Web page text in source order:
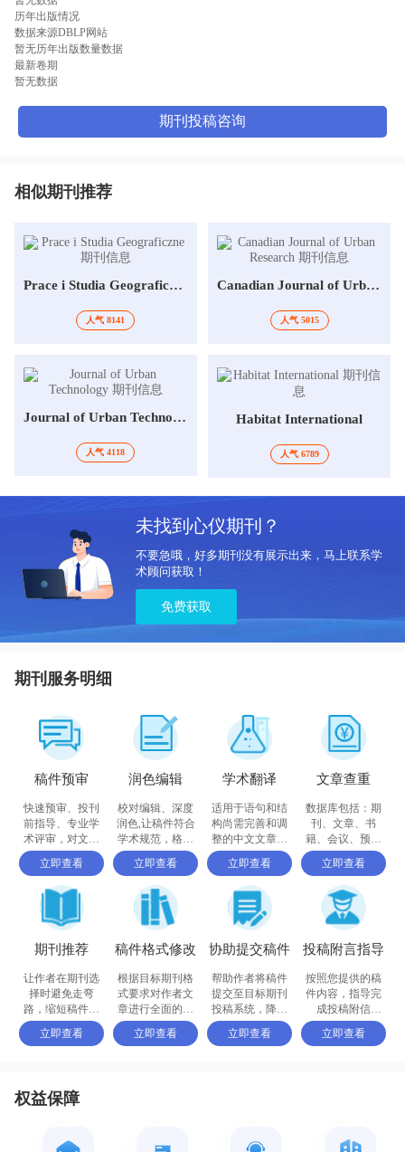
历年出版情况
数据来源DBLP网站
暂无历年出版数量数据
最新卷期
暂无数据
期刊投稿咨询
相似期刊推荐
Prace i Studia Geograficzne
人气 8141
Canadian Journal of Urban Research
人气 5015
Journal of Urban Technology
人气 4118
Habitat International
人气 6789
未找到心仪期刊？
不要急哦，好多期刊没有展示出来，马上联系学
术顾问获取！
免费获取
期刊服务明细
稿件预审
快速预审、投刊
前指导、专业学
术评审，对文章
进行评价
立即查看
润色编辑
校对编辑、深度
润色,让稿件符合
学术规范，格式
体例等标准
立即查看
学术翻译
适用于语句和结
构尚需完善和调
整的中文文章，
确保稿件达到要
求
立即查看
文章查重
数据库包括：期
刊、文章、书
籍、会议、预印
书、百科全书和
摘要等
立即查看
期刊推荐
让作者在期刊选
择时避免走弯
路，缩短稿件被
接收的周期
立即查看
稿件格式修改
根据目标期刊格
式要求对作者文
章进行全面的格
式修改和调整
立即查看
协助提交稿件
帮助作者将稿件
提交至目标期刊
投稿系统，降低
退稿或拒稿率
立即查看
投稿附言指导
按照您提供的稿
件内容，指导完
成投稿附信
（cover letter）
立即查看
权益保障